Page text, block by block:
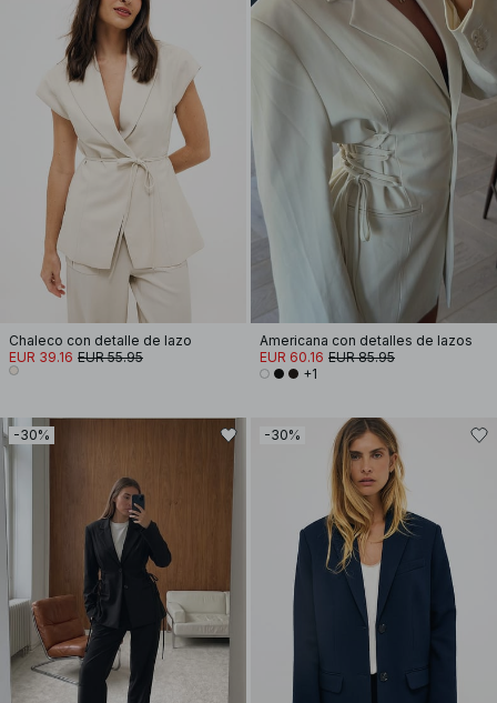
Chaleco con detalle de lazo
EUR 39.16 EUR 55.95
Americana con detalles de lazos
EUR 60.16 EUR 85.95
+1
-30% -30%